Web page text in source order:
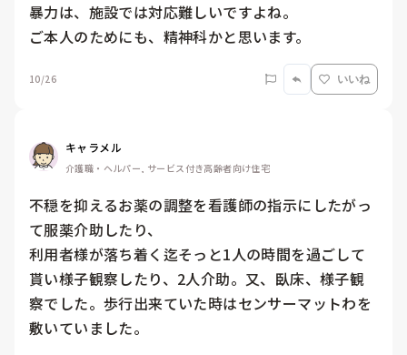
暴力は、施設では対応難しいですよね。
ご本人のためにも、精神科かと思います。
10/26 いいね
キャラメル
介護職・ヘルパー, サービス付き高齢者向け住宅
不穏を抑えるお薬の調整を看護師の指示にしたがっ
て服薬介助したり、
利用者様が落ち着く迄そっと1人の時間を過ごして
貰い様子観察したり、2人介助。又、臥床、様子観
察でした。歩行出来ていた時はセンサーマットわを
敷いていました。